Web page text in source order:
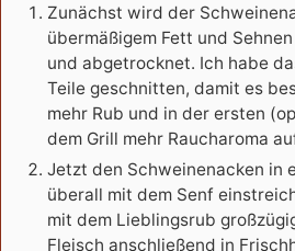
Zunächst wird der
übermäßigem Fett und
und abgetrocknet. Ich habe
Teile geschnitten, damit es
mehr Rub und in der ersten
dem Grill mehr Raucharoma
Jetzt den Schweinenacken in
überall mit dem Senf
mit dem Lieblingsrub
Fleisch anschließend in